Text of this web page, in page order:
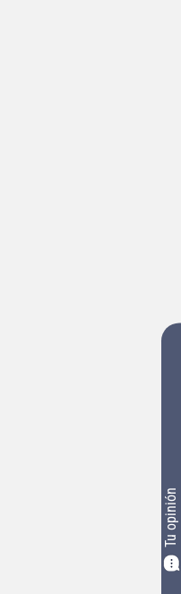
Tu opinión